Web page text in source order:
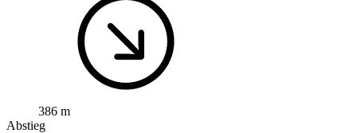
386 m
Abstieg